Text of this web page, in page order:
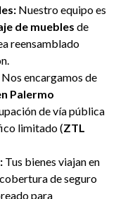
Nuestro equipo es
de muebles de
reensamblado
Nos encargamos de
Palermo
de vía pública
limitado (ZTL
Tus bienes viajan en
de seguro
para